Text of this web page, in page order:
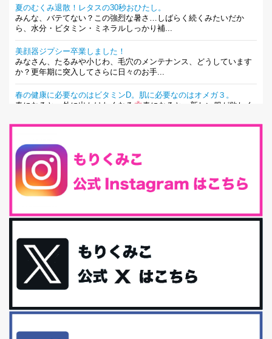
夏のむくみ退散！レタスの30秒おひたし。
みんな、バテてない？この強烈な暑さ…しばらく続くみたいだか
ら、水分・ビタミン・ミネラルしっかり補...
美顔器ジプシー卒業しました！
みなさん、たるみや小じわ、毛穴のメンテナンス、どうしています
か？更年期に突入してさらに日々のお手...
春の健康に必要なのはビタミンD。肌に必要なのはオメガ３。
春になると、外に出かけたくなる
春になると、新しい服が欲しく
最近、グラノーラ迷子になっていた私です。が、と〜〜〜っても美
味しくて栄養たっぷりのグラノーラを発...
腸活は「食事」だけだと思っていませんか？私の腸活完全版！
腸内環境を整えることは、健康維持の中でいっちばん大事！だと私
最近お風呂上がりの炭酸水をシリカシリカにしているんだけど確か
に髪と爪が丈夫になった気がする。炭酸...
体に優しい、私のふるさと納税５選。
今回は、最近毎回定期的に購入している「楽天ふるさと納税」の返
礼品トップ５を紹介します。今までいろ...
更年期を穏やかに乗りきるために今できる５つのこと。
といった更年期症状はまだ...